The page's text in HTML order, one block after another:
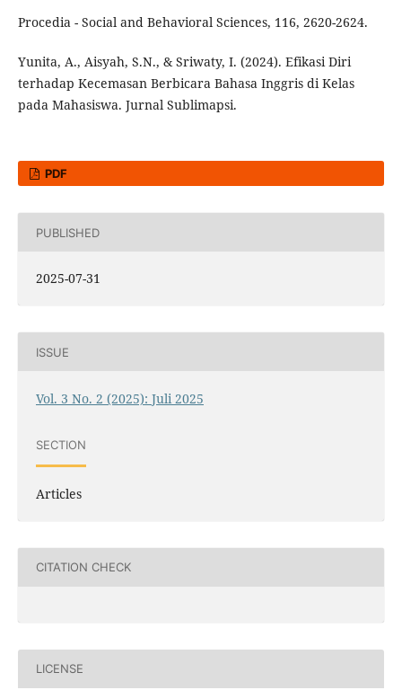
Procedia - Social and Behavioral Sciences, 116, 2620-2624.
Yunita, A., Aisyah, S.N., & Sriwaty, I. (2024). Efikasi Diri
terhadap Kecemasan Berbicara Bahasa Inggris di Kelas
pada Mahasiswa. Jurnal Sublimapsi.
PDF
PUBLISHED
2025-07-31
ISSUE
Vol. 3 No. 2 (2025): Juli 2025
SECTION
Articles
CITATION CHECK
LICENSE